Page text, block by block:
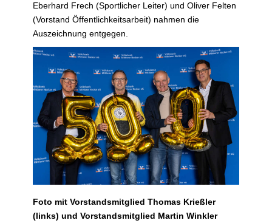
Eberhard Frech (Sportlicher Leiter) und Oliver Felten
(Vorstand Öffentlichkeitsarbeit) nahmen die
Auszeichnung entgegen.
Foto mit Vorstandsmitglied Thomas Krießler
(links) und Vorstandsmitglied Martin Winkler